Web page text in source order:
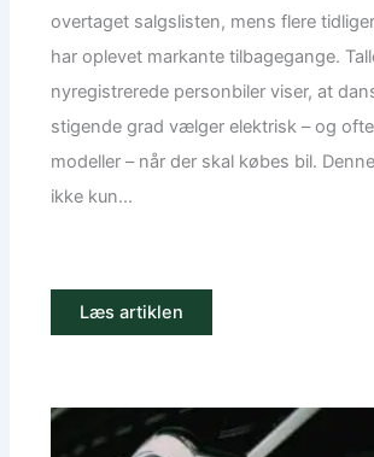
overtaget salgslisten, mens flere
har oplevet markante tilbagegange.
nyregistrerede personbiler viser, at
stigende grad vælger elektrisk – og
modeller – når der skal købes bil.
ikke kun...
Læs artiklen